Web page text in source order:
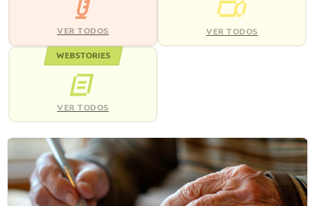
VER TODOS VER TODOS
WEBSTORIES
VER TODOS